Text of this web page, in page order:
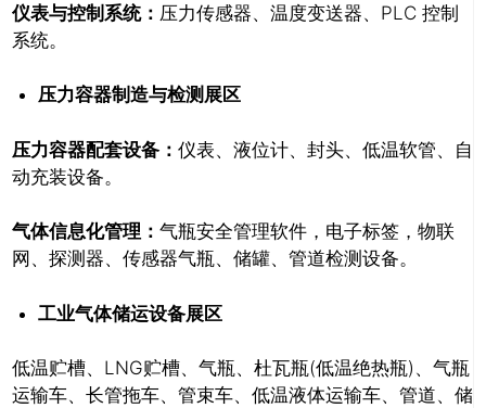
仪表与控制系统： 压力传感器、温度变送器、PLC 控制
系统。
压力容器制造与检测展区
压力容器配套设备： 仪表、液位计、封头、低温软管、自
动充装设备。
气体信息化管理： 气瓶安全管理软件，电子标签，物联
网、探测器、传感器气瓶、储罐、管道检测设备。
工业气体储运设备展区
低温贮槽、LNG贮槽、气瓶、杜瓦瓶(低温绝热瓶)、气瓶
运输车、长管拖车、管束车、低温液体运输车、管道、储